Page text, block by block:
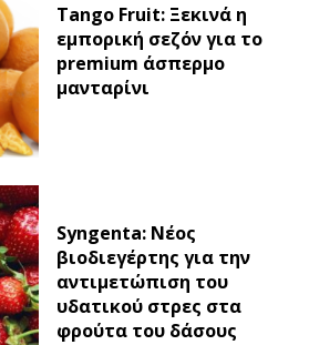
Tango Fruit: Ξεκινά η
εμπορική σεζόν για το
premium άσπερμο
μανταρίνι
Syngenta: Νέος
βιοδιεγέρτης για την
αντιμετώπιση του
υδατικού στρες στα
φρούτα του δάσους